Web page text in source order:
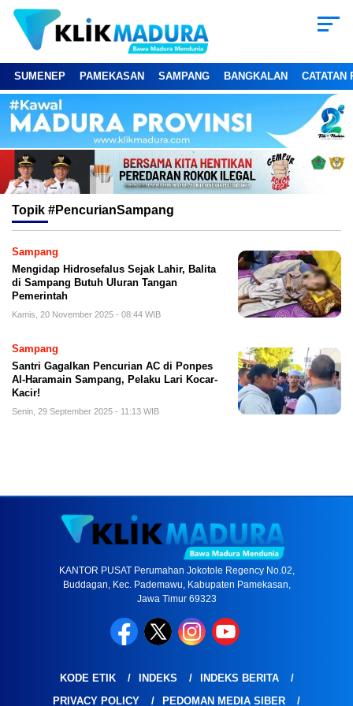
SUMENEP PAMEKASAN SAMPANG BANGKALAN CATATAN
Topik #PencurianSampang
Sampang
Mengidap Hidrosefalus Sejak Lahir, Balita
di Sampang Butuh Uluran Tangan
Pemerintah
Kamis, 20 November 2025 - 08:44 WIB
Sampang
Santri Gagalkan Pencurian AC di Ponpes
Al-Haramain Sampang, Pelaku Lari Kocar-
Kacir!
Senin, 29 September 2025 - 11:13 WIB
KANTOR PUSAT Perumahan Jokotole Regency No.02,
Buddagan, Kec. Pademawu, Kabupaten Pamekasan,
Jawa Timur 69323
KODE ETIK INDEKS
INDEKS BERITA
PRIVACY POLICY
PEDOMAN MEDIA SIBER